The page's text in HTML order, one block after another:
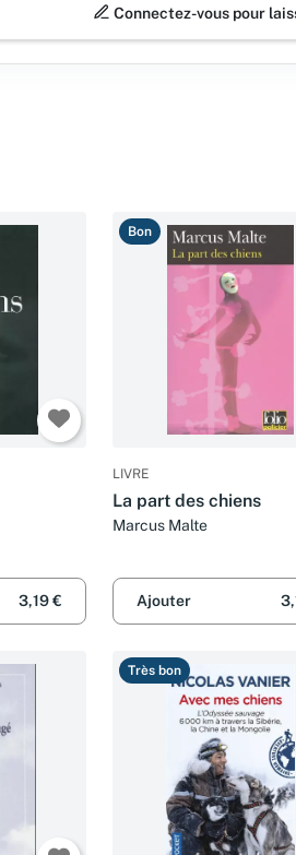
Connectez-vous pour
3,19 €
Bon
LIVRE
La part des chiens
Marcus Malte
Ajouter
Très bon